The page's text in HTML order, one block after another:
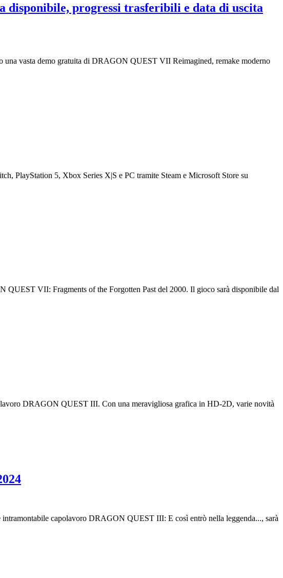
disponibile, progressi trasferibili e data di uscita
una vasta demo gratuita di DRAGON QUEST VII Reimagined, remake moderno
PlayStation 5, Xbox Series X|S e PC tramite Steam e Microsoft Store su
VII: Fragments of the Forgotten Past del 2000. Il gioco sarà disponibile dal
DRAGON QUEST III. Con una meravigliosa grafica in HD-2D, varie novità
capolavoro DRAGON QUEST III: E così entrò nella leggenda..., sarà